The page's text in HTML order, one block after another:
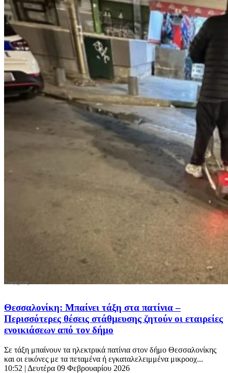
Θεσσαλονίκη: Μπαίνει τάξη στα πατίνια –
Περισσότερες θέσεις στάθμευσης ζητούν οι εταιρείες
ενοικιάσεων από τον δήμο
Σε τάξη μπαίνουν τα ηλεκτρικά πατίνια στον δήμο Θεσσαλονίκης
και οι εικόνες με τα πεταμένα ή εγκαταλελειμμένα μικροοχ...
10:52 | Δευτέρα 09 Φεβρουαρίου 2026